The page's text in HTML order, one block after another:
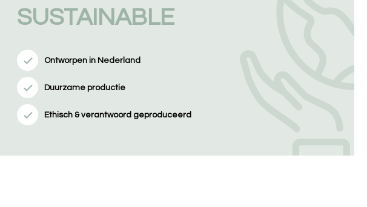
SUSTAINABLE
Ontworpen in Nederland
Duurzame productie
Ethisch & verantwoord geproduceerd